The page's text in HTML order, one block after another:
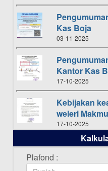
Kas Boja
03-11-2025
Kantor Kas
17-10-2025
Kebijakan
weleri
17-10-2025
Daftar
Bulan
16-10-2025
Plafond :